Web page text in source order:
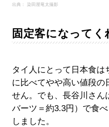
出典： 染田屋竜太撮影
固定客になってく
タイ人にとって日本食
に比べてやや高い値段の
せん。でも、長谷川さん
バーツ＝約3.3円）で食
しました。